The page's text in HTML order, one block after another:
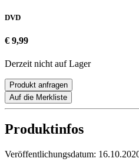
DVD
€ 9,99
Derzeit nicht auf Lager
Produkt anfragen
Auf die Merkliste
Produktinfos
Veröffentlichungsdatum: